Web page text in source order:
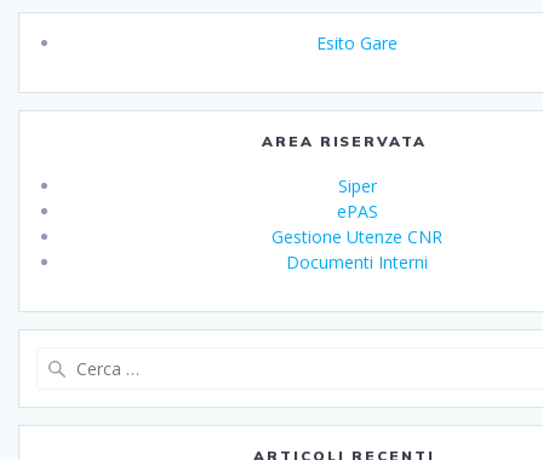
Esito Gare
AREA RISERVATA
Siper
ePAS
Gestione Utenze CNR
Documenti Interni
ARTICOLI RECENTI